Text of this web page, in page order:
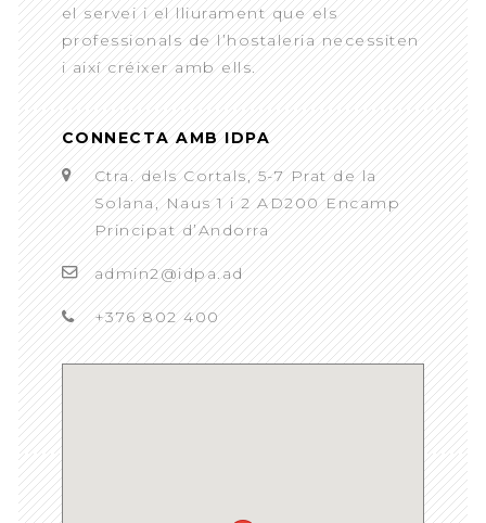
el servei i el lliurament que els
professionals de l’hostaleria necessiten
i així créixer amb ells.
CONNECTA AMB IDPA
Ctra. dels Cortals, 5-7 Prat de la
Solana, Naus 1 i 2 AD200 Encamp
Principat d’Andorra
admin2@idpa.ad
+376 802 400